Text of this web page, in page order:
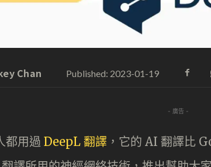
Chan Published: 2023-01-19
- 廣告 -
都用過 DeepL 翻譯 ，它的 AI 翻譯比